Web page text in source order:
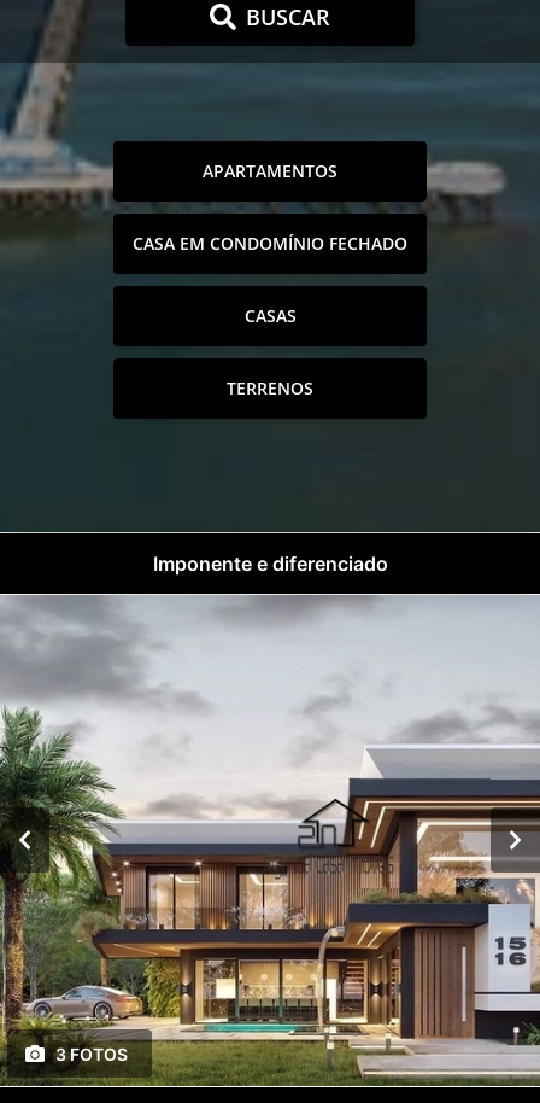
BUSCAR
APARTAMENTOS
CASA EM CONDOMÍNIO FECHADO
CASAS
TERRENOS
Imponente e diferenciado
3 FOTOS